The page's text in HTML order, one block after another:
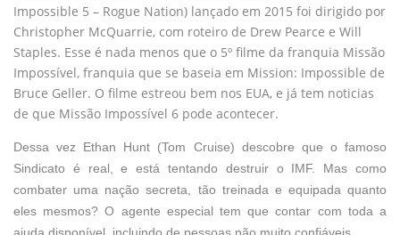
Impossible 5 – Rogue Nation) lançado em 2015 foi dirigido por
Christopher McQuarrie, com roteiro de Drew Pearce e Will
Staples. Esse é nada menos que o 5º filme da franquia Missão
Impossível, franquia que se baseia em Mission: Impossible de
Bruce Geller. O filme estreou bem nos EUA, e já tem noticias
de que Missão Impossível 6 pode acontecer.
Dessa vez Ethan Hunt (Tom Cruise) descobre que o famoso
Sindicato é real, e está tentando destruir o IMF. Mas como
combater uma nação secreta, tão treinada e equipada quanto
eles mesmos? O agente especial tem que contar com toda a